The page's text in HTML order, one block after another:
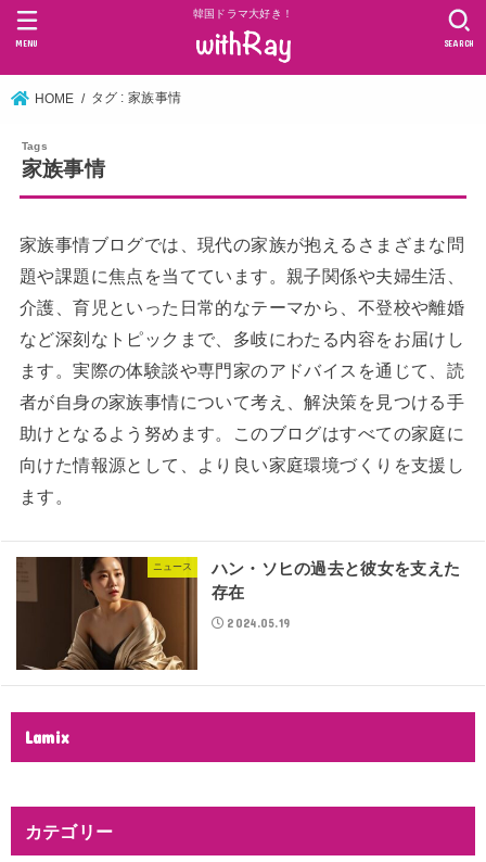
韓国ドラマ大好き！
SEARCH
MENU
HOME タグ : 家族事情
家族事情
家族事情ブログでは、現代の家族が抱えるさまざまな問
題や課題に焦点を当てています。親子関係や夫婦生活、
介護、育児といった日常的なテーマから、不登校や離婚
など深刻なトピックまで、多岐にわたる内容をお届けし
ます。実際の体験談や専門家のアドバイスを通じて、読
者が自身の家族事情について考え、解決策を見つける手
助けとなるよう努めます。このブログはすべての家庭に
向けた情報源として、より良い家庭環境づくりを支援し
ます。
ニュース
ハン・ソヒの過去と彼女を支えた
存在
2024.05.19
Lamix
カテゴリー